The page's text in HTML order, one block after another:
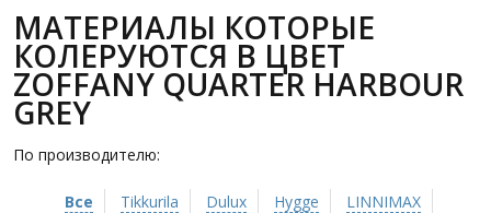
МАТЕРИАЛЫ КОТОРЫЕ
КОЛЕРУЮТСЯ В ЦВЕТ
ZOFFANY QUARTER HARBOUR
GREY
По производителю:
Все Tikkurila Dulux Hygge
LINNIMAX